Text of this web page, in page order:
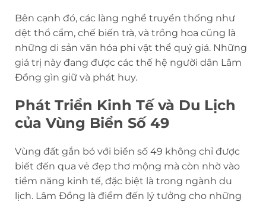
Bên cạnh đó, các làng nghề truyền thống như
dệt thổ cẩm, chế biến trà, và trồng hoa cũng là
những di sản văn hóa phi vật thể quý giá. Những
giá trị này đang được các thế hệ người dân Lâm
Đồng gìn giữ và phát huy.
Phát Triển Kinh Tế và Du Lịch
của Vùng Biển Số 49
Vùng đất gắn bó với biển số 49 không chỉ được
biết đến qua vẻ đẹp thơ mộng mà còn nhờ vào
tiềm năng kinh tế, đặc biệt là trong ngành du
lịch. Lâm Đồng là điểm đến lý tưởng cho những